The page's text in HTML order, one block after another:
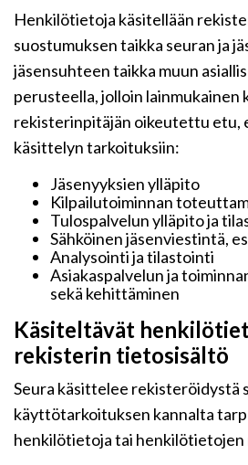
Henkilötietoja käsitellään
suostumuksen taikka seuran ja
jäsensuhteen taikka muun
perusteella, jolloin
rekisterinpitäjän oikeutettu etu,
käsittelyn tarkoituksiin:
Jäsenyyksien ylläpito
Kilpailutoiminnan
Tulospalvelun ylläpito ja
Sähköinen jäsenviestintä,
Analysointi ja tilastointi
Asiakaspalvelun ja
sekä kehittäminen
Käsiteltävät
rekisterin tietosisältö
Seura käsittelee rekisteröidystä
käyttötarkoituksen kannalta
henkilötietoja tai henkilötietojen